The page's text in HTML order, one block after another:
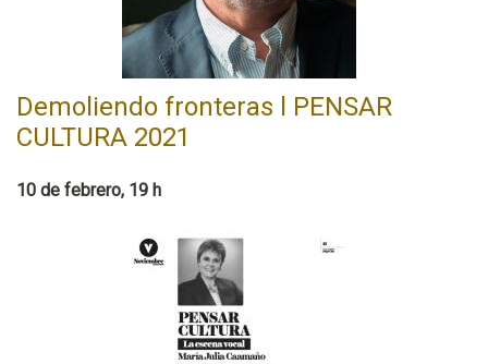
Demoliendo fronteras l PENSAR
CULTURA 2021
10 de febrero, 19 h